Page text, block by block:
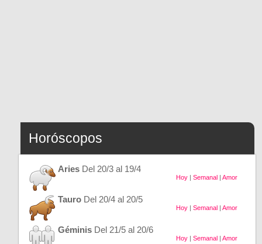
Horóscopos
Aries Del 20/3 al 19/4
Hoy| Semanal Amor
Tauro Del 20/4 al 20/5
Hoy| Semanal Amor
Géminis Del 21/5 al 20/6
Hoy| Semanal Amor